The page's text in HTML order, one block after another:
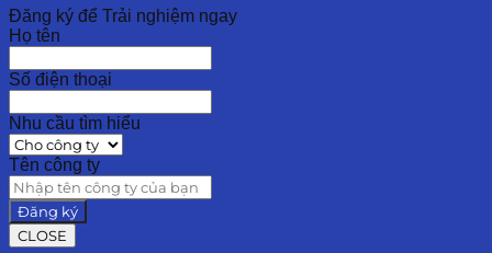
Đăng ký để Trải nghiệm ngay
Họ tên
Số điện thoại
Nhu cầu tìm hiểu
Tên công ty
Đăng ký
CLOSE